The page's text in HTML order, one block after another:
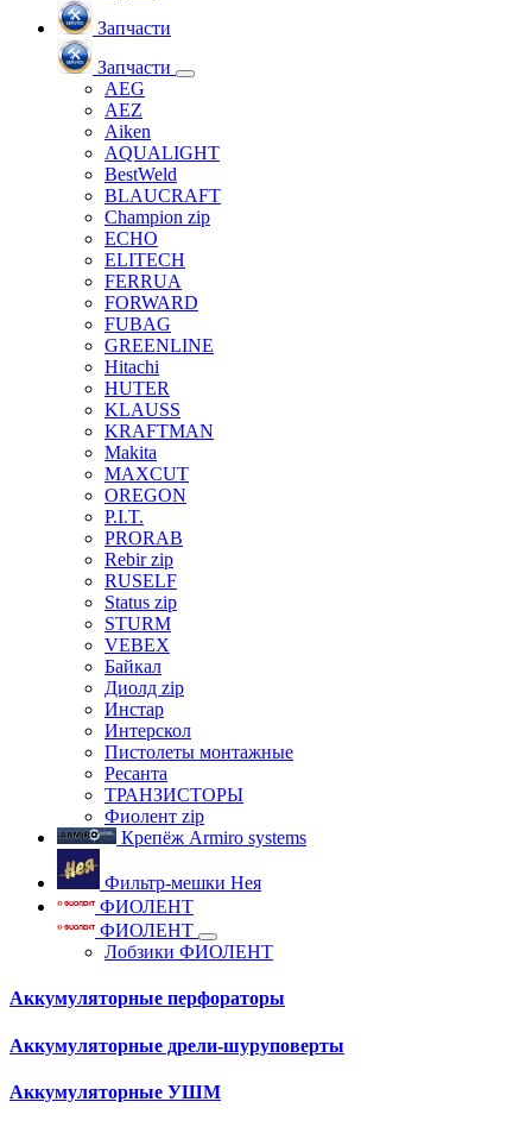
Запчасти
Запчасти
AEG
AEZ
Aiken
AQUALIGHT
BestWeld
BLAUCRAFT
Champion zip
ECHO
ELITECH
FERRUA
FORWARD
FUBAG
GREENLINE
Hitachi
HUTER
KLAUSS
KRAFTMAN
Makita
MAXCUT
OREGON
P.I.T.
PRORAB
Rebir zip
RUSELF
Status zip
STURM
VEBEX
Байкал
Диолд zip
Инстар
Интерскол
Пистолеты монтажные
Ресанта
ТРАНЗИСТОРЫ
Фиолент zip
Крепёж Armiro systems
Фильтр-мешки Нея
ФИОЛЕНТ
ФИОЛЕНТ
Лобзики ФИОЛЕНТ
Аккумуляторные перфораторы
Аккумуляторные дрели-шуруповерты
Аккумуляторные УШМ